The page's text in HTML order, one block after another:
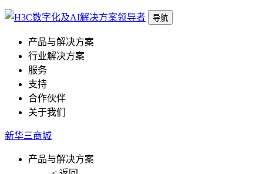
导航
产品与解决方案
行业解决方案
服务
支持
合作伙伴
关于我们
新华三商城
产品与解决方案